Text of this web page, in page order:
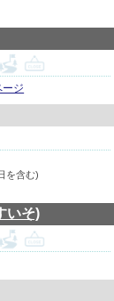
ジ
を含む)
いそ)